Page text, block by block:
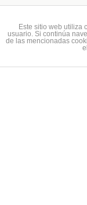
Este sitio web utiliza
usuario. Si continúa
de las mencionadas